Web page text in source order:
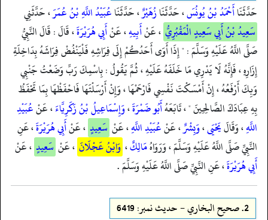
حَدَّثَنَاأَحْمَدُ بْنُ يُونُسَ، حَدَّثَنَازُهَيْرٌ، حَدَّثَنَاعُبَيْدُ اللَّهِ بْنُ عُمَرَ، حَدَّثَنِي
سَعِيدُ بْنُ أَبِي سَعِيدٍ الْمَقْبُرِيُّ ، عَنْأَبِيهِ، عَنْأَبِي هُرَيْرَةَ، قَالَ : قَالَ النَّبِيُّ
صَلَّى اللَّهُ عَلَيْهِ وَسَلَّمَ : " إِذَا أَوَى أَحَدُكُمْ إِلَى فِرَاشِهِ فَلْيَنْفُضْ فِرَاشَهُ بِدَاخِلَةِ
إِزَارِهِ ، فَإِنَّهُ لَا يَدْرِي مَا خَلَفَهُ عَلَيْهِ ، ثُمَّ يَقُولُ : بِاسْمِكَ رَبِّ وَضَعْتُ جَنْبِي
وَبِكَ أَرْفَعُهُ ، إِنْ أَمْسَكْتَ نَفْسِي فَارْحَمْهَا ، وَإِنْ أَرْسَلْتَهَا فَاحْفَظْهَا بِمَا تَحْفَظُ
بِهِ عِبَادَكَ الصَّالِحِينَ " ، تَابَعَهُأَبُو ضَمْرَةَ،وَإِسْمَاعِيلُ بْنُ زَكَرِيَّاءَ، عَنْعُبَيْدِ
اللَّهِ، وَقَالَيَحْيَى،وَبِشْرٌ، عَنْعُبَيْدِ اللَّهِ، عَنْ سَعِيدٍ ، عَنْأَبِي هُرَيْرَةَ، عَنِ
النَّبِيِّ صَلَّى اللَّهُ عَلَيْهِ وَسَلَّمَ ، وَرَوَاهُمَالِكٌ، وَابْنُ عَجْلَانَ ، عَنْ سَعِيدٍ ، عَنْ
أَبِي هُرَيْرَةَ، عَنِ النَّبِيِّ صَلَّى اللَّهُ عَلَيْهِ وَسَلَّمَ .
2. صحيح البخاري - حدیث نمبر: 6419